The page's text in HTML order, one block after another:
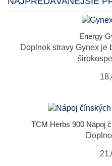
Energy
Doplnok stravy Gynex je
TCM Herbs 900 Nápoj